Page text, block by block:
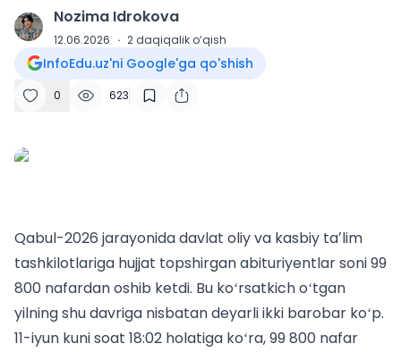
N Nozima Idrokova
12.06.2026 · 2 daqiqalik o‘qish
InfoEdu.uz'ni Google'ga qo'shish
0 623
Qabul-2026 jarayonida davlat oliy va kasbiy taʼlim
tashkilotlariga hujjat topshirgan abituriyentlar soni 99
800 nafardan oshib ketdi. Bu koʻrsatkich oʻtgan
yilning shu davriga nisbatan deyarli ikki barobar koʻp.
11-iyun kuni soat 18:02 holatiga koʻra, 99 800 nafar